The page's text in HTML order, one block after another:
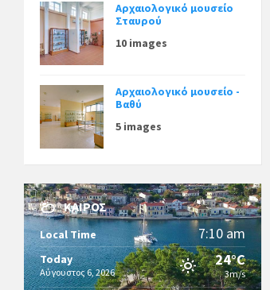
Αρχαιολογικό μουσείο
Σταυρού
10 images
Αρχαιολογικό μουσείο -
Βαθύ
5 images
ΚΑΙΡΌΣ
Local Time 7:10 am
Today
Αύγουστος 6, 2026
24°C
3m/s